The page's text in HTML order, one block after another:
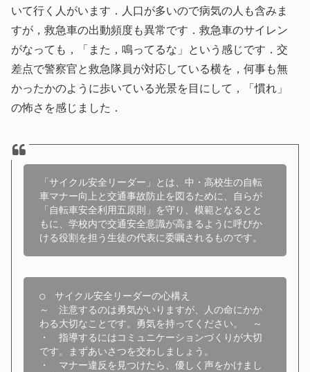
いて行く人がいます．人口が多いので病気の人も含みま
すが，救急車の出動頻度も異常です．救急車のサイレン
がなっても，「また，鳴ってるな」という感じです．交
差点で警察官と救急隊員が対応している横を，何事も無
かったかのように歩いている光景を目にして，「慣れ」
の怖さを感じました．
「サイクル安全リーダー」とは、中・高校生の自転
車マナー向上と交通事故防止を図るために、自らが
「自転車安全利用五原則」を守り、模範となるとと
もに、学校内で交通安全意識が高まるように呼びか
○　サイクル安全リーダーの心構え
～　注意するのは勇気がいりますが、人の命にかか
わる大切なことです。勇気を持ってください。　～
・　指導するにはコミュニケーションづくりが大切
です。まずあいさつを交わしましょう。
・　マナー違反を見つけたら、優しく声をかけまし